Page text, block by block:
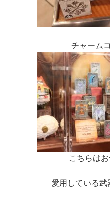
チャーム
こちらは
愛用している武